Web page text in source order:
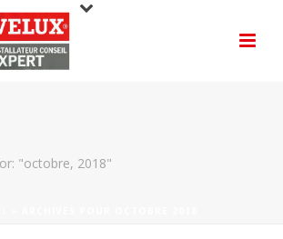
"octobre, 2018"